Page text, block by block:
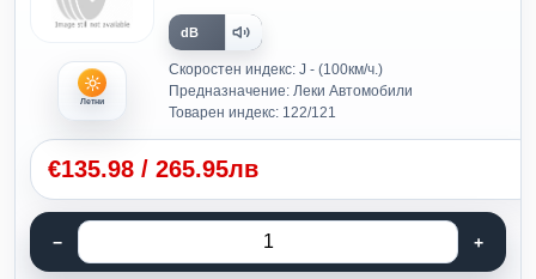
Летни
dB
Скоростен индекс: J - (100км/ч.)
Предназначение: Леки Автомобили
Товарен индекс: 122/121
€135.98 / 265.95лв